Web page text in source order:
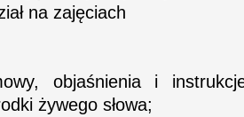
na zajęciach
objaśnienia i
żywego słowa;